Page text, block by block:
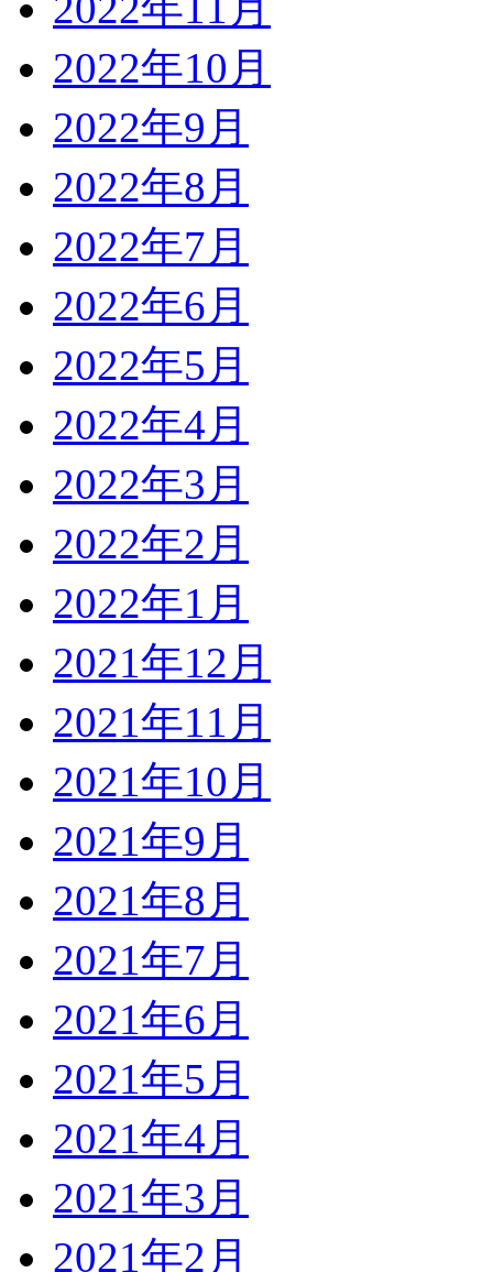
2022年10月
2022年9月
2022年8月
2022年7月
2022年6月
2022年5月
2022年4月
2022年3月
2022年2月
2022年1月
2021年12月
2021年11月
2021年10月
2021年9月
2021年8月
2021年7月
2021年6月
2021年5月
2021年4月
2021年3月
2021年2月